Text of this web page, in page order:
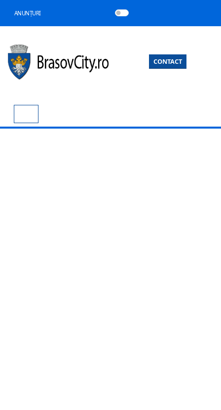
ANUNȚURI
CONTACT